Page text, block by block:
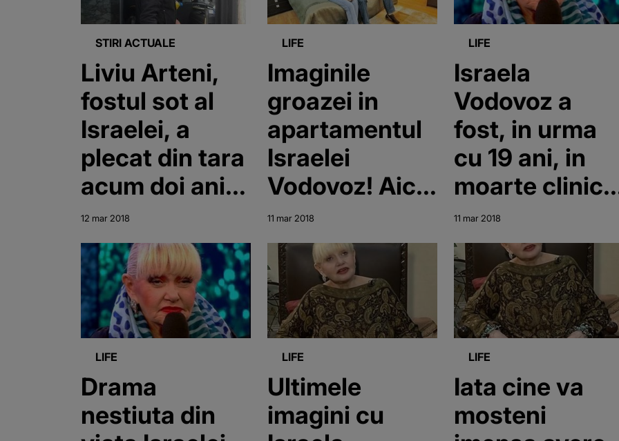
STIRI ACTUALE
Liviu Arteni,
fostul sot al
Israelei, a
plecat din tara
acum doi ani!
Dupa moartea
afaceristei,
acesta este de
negasit!
12 mar 2018
LIFE
Imaginile
groazei in
apartamentul
Israelei
Vodovoz! Aici
a fost gasita,
fara viata,
celebra
afacerista
11 mar 2018
LIFE
Israela
Vodovoz a
fost, in urma
cu 19 ani, in
moarte
Ce a
celebra
afacerista
despre
aceasta
experienta
11 mar 2018
LIFE
Drama
nestiuta din
LIFE
Ultimele
imagini cu
LIFE
Iata cine va
mosteni